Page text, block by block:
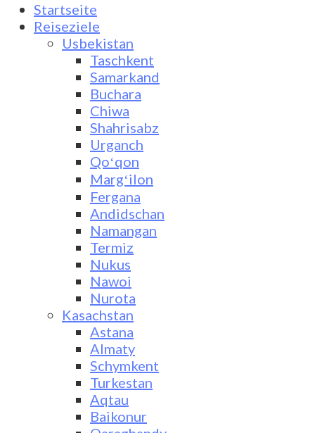
Startseite
Reiseziele
Usbekistan
Taschkent
Samarkand
Buchara
Chiwa
Shahrisabz
Urganch
Qoʻqon
Margʻilon
Fergana
Andidschan
Namangan
Termiz
Nukus
Nawoi
Nurota
Kasachstan
Astana
Almaty
Schymkent
Turkestan
Aqtau
Baikonur